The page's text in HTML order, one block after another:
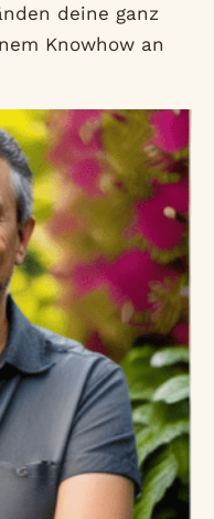
deine ganz
Knowhow an